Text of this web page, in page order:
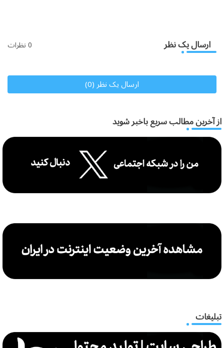
ارسال یک نظر 0 نظرات
ارسال یک نظر (0)
از آخرین مطالب سریع باخبر شوید
تبلیغات